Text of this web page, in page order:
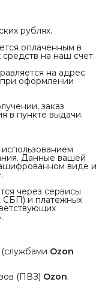
рублях.
оплаченным в
на наш счет.
на адрес
оформлении
заказ
в пункте выдачи.
Данные вашей
виде и
через сервисы
СБП) и платежных
(службами Ozon
(ПВЗ) Ozon.